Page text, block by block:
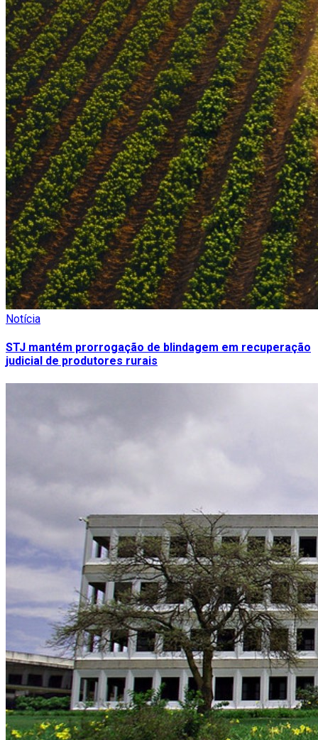
Notícia
STJ mantém prorrogação de blindagem em recuperação
judicial de produtores rurais